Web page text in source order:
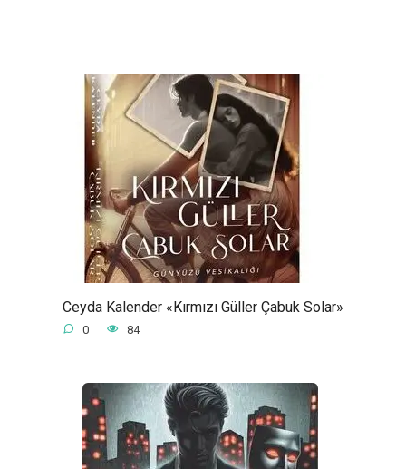
Ceyda Kalender «Kırmızı Güller Çabuk Solar»
0 84